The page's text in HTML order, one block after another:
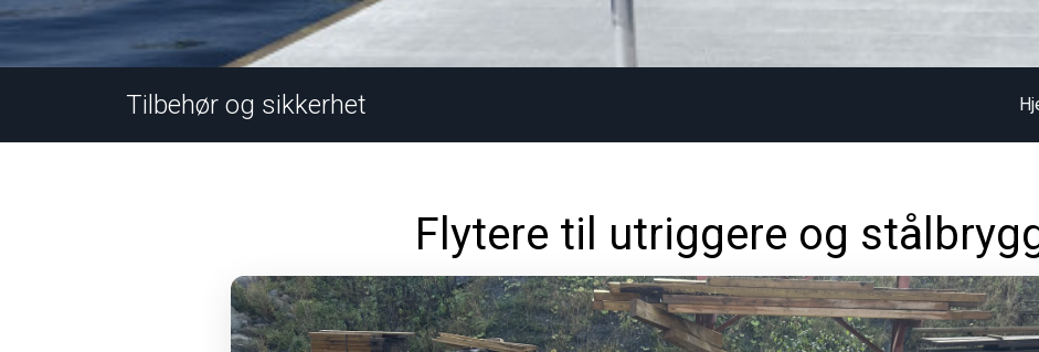
Tilbehør og sikkerhet
Flytere til utriggere og